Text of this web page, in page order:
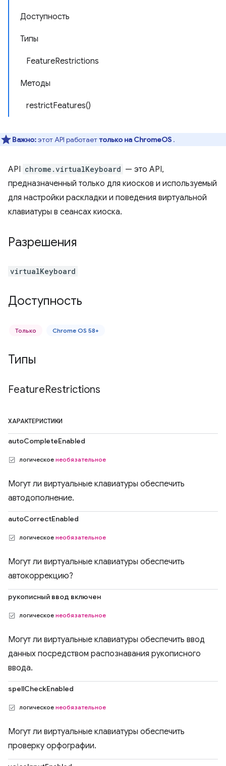
Доступность
Типы
FeatureRestrictions
Методы
restrictFeatures()
Важно:этот API работаеттолько на ChromeOS .
API chrome.virtualKeyboard — это API,
предназначенный только для киосков и используемый
для настройки раскладки и поведения виртуальной
клавиатуры в сеансах киоска.
Разрешения
virtualKeyboard
Доступность
Только Chrome OS 58+
Типы
FeatureRestrictions
ХАРАКТЕРИСТИКИ
autoCompleteEnabled
логическое необязательное
Могут ли виртуальные клавиатуры обеспечить
автодополнение.
autoCorrectEnabled
логическое необязательное
Могут ли виртуальные клавиатуры обеспечить
автокоррекцию?
рукописный ввод включен
логическое необязательное
Могут ли виртуальные клавиатуры обеспечить ввод
данных посредством распознавания рукописного
ввода.
spellCheckEnabled
логическое необязательное
Могут ли виртуальные клавиатуры обеспечить
проверку орфографии.